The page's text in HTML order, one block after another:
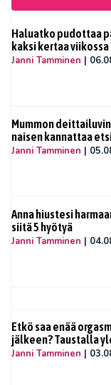
Haluatko pudottaa
kaksi kertaa
Janni Tamminen |
Mummon
naisen kannattaa
Janni Tamminen |
Anna hiustesi
siitä 5 hyötyä
Janni Tamminen |
Etkö saa enää
jälkeen? Taustalla
Janni Tamminen |